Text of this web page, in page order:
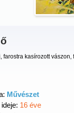
farostra kasírozott vászon,
Művészet
16 éve